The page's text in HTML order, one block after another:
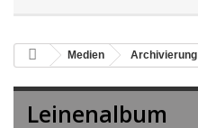
Medien Archivierung
Leinenalbum